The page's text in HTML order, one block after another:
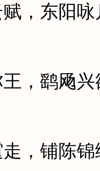
东阳咏
鹞飏兴
铺陈锦